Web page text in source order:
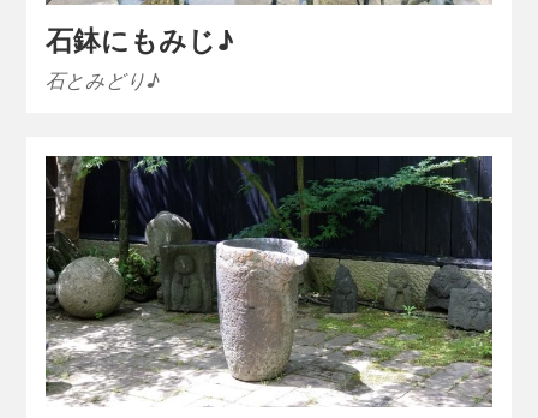
石鉢にもみじ♪
石とみどり♪